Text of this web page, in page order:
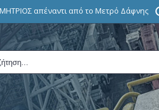
απέναντι από το Μετρό Δάφνης